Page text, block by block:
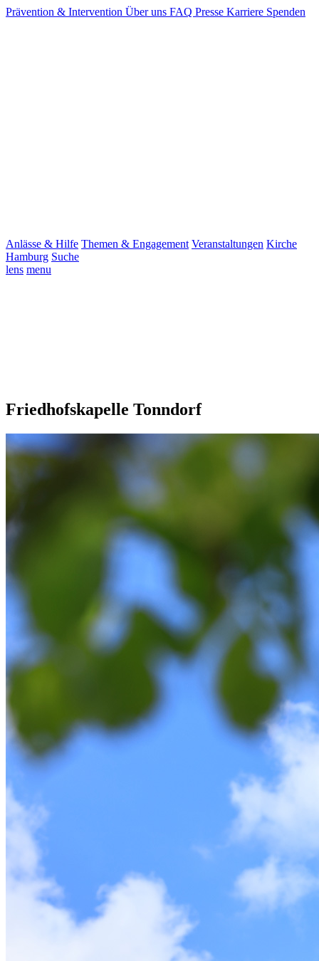
Prävention & Intervention Über uns FAQ Presse Karriere Spenden
Anlässe & Hilfe Themen & Engagement Veranstaltungen Kirche
Hamburg Suche
lens menu
Friedhofskapelle Tonndorf